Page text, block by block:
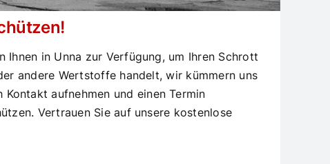
in Unna zur Verfügung, um Ihren Schrott
andere Wertstoffe handelt, wir kümmern uns
aufnehmen und einen Termin
Vertrauen Sie auf unsere kostenlose